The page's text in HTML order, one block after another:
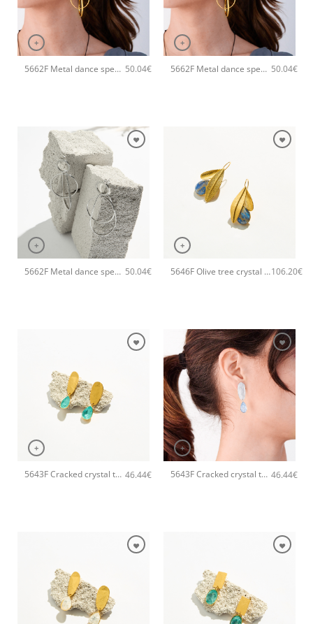
+
5662F Metal dance special χειροποίητα σκουλαρίκια Catherine bijoux Χρυσό 50.04€
+
5662F Metal dance special χειροποίητα σκουλαρίκια Catherine bijoux Ροζ χρυσό 50.04€
+
5662F Metal dance special χειροποίητα σκουλαρίκια Catherine bijoux Ασημί 50.04€
+
5646F Olive tree crystal χειροποίητα σκουλαρίκια Catherine bijoux Μπλε106.20€
+
5643F Cracked crystal tear χειροποίητα σκουλαρίκια Catherine bijoux Τυρκουάζ 46.44€
+
5643F Cracked crystal tear χειροποίητα σκουλαρίκια Catherine bijoux Σιέλ 46.44€